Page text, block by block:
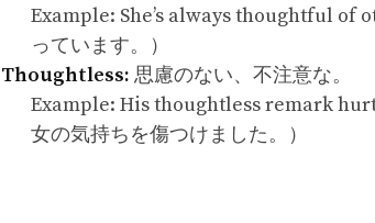
Example: She’s always thoughtful of
っています。）
Thoughtless: 思慮のない、不注意な。
Example: His thoughtless remark
女の気持ちを傷つけました。）